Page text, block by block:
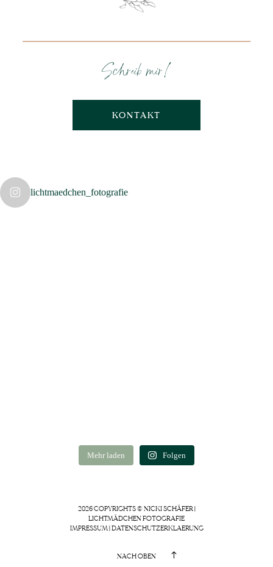
Schreib mir!
KONTAKT
lichtmaedchen_fotografie
Mehr laden Folgen
2026 COPYRIGHTS © NICKI SCHÄFER |
LICHTMÄDCHEN FOTOGRAFIE
IMPRESSUM| DATENSCHUTZERKLAERUNG
NACH OBEN